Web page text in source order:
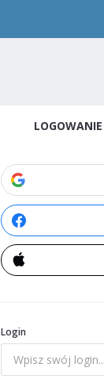
LOGOWANIE
Login